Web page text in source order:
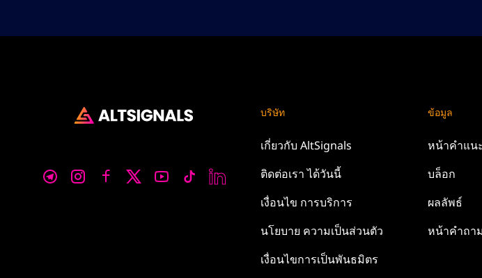
บริษัท
เกี่ยวกับ AltSignals
ติดต่อเราได้วันนี้
เงื่อนไข การบริการ
นโยบาย ความเป็นส่วนตัว
เงื่อนไขการเป็นพันธมิตร
ข้อมูล
หน้าคำแน
บล็อก
ผลลัพธ์
หน้าคำถา